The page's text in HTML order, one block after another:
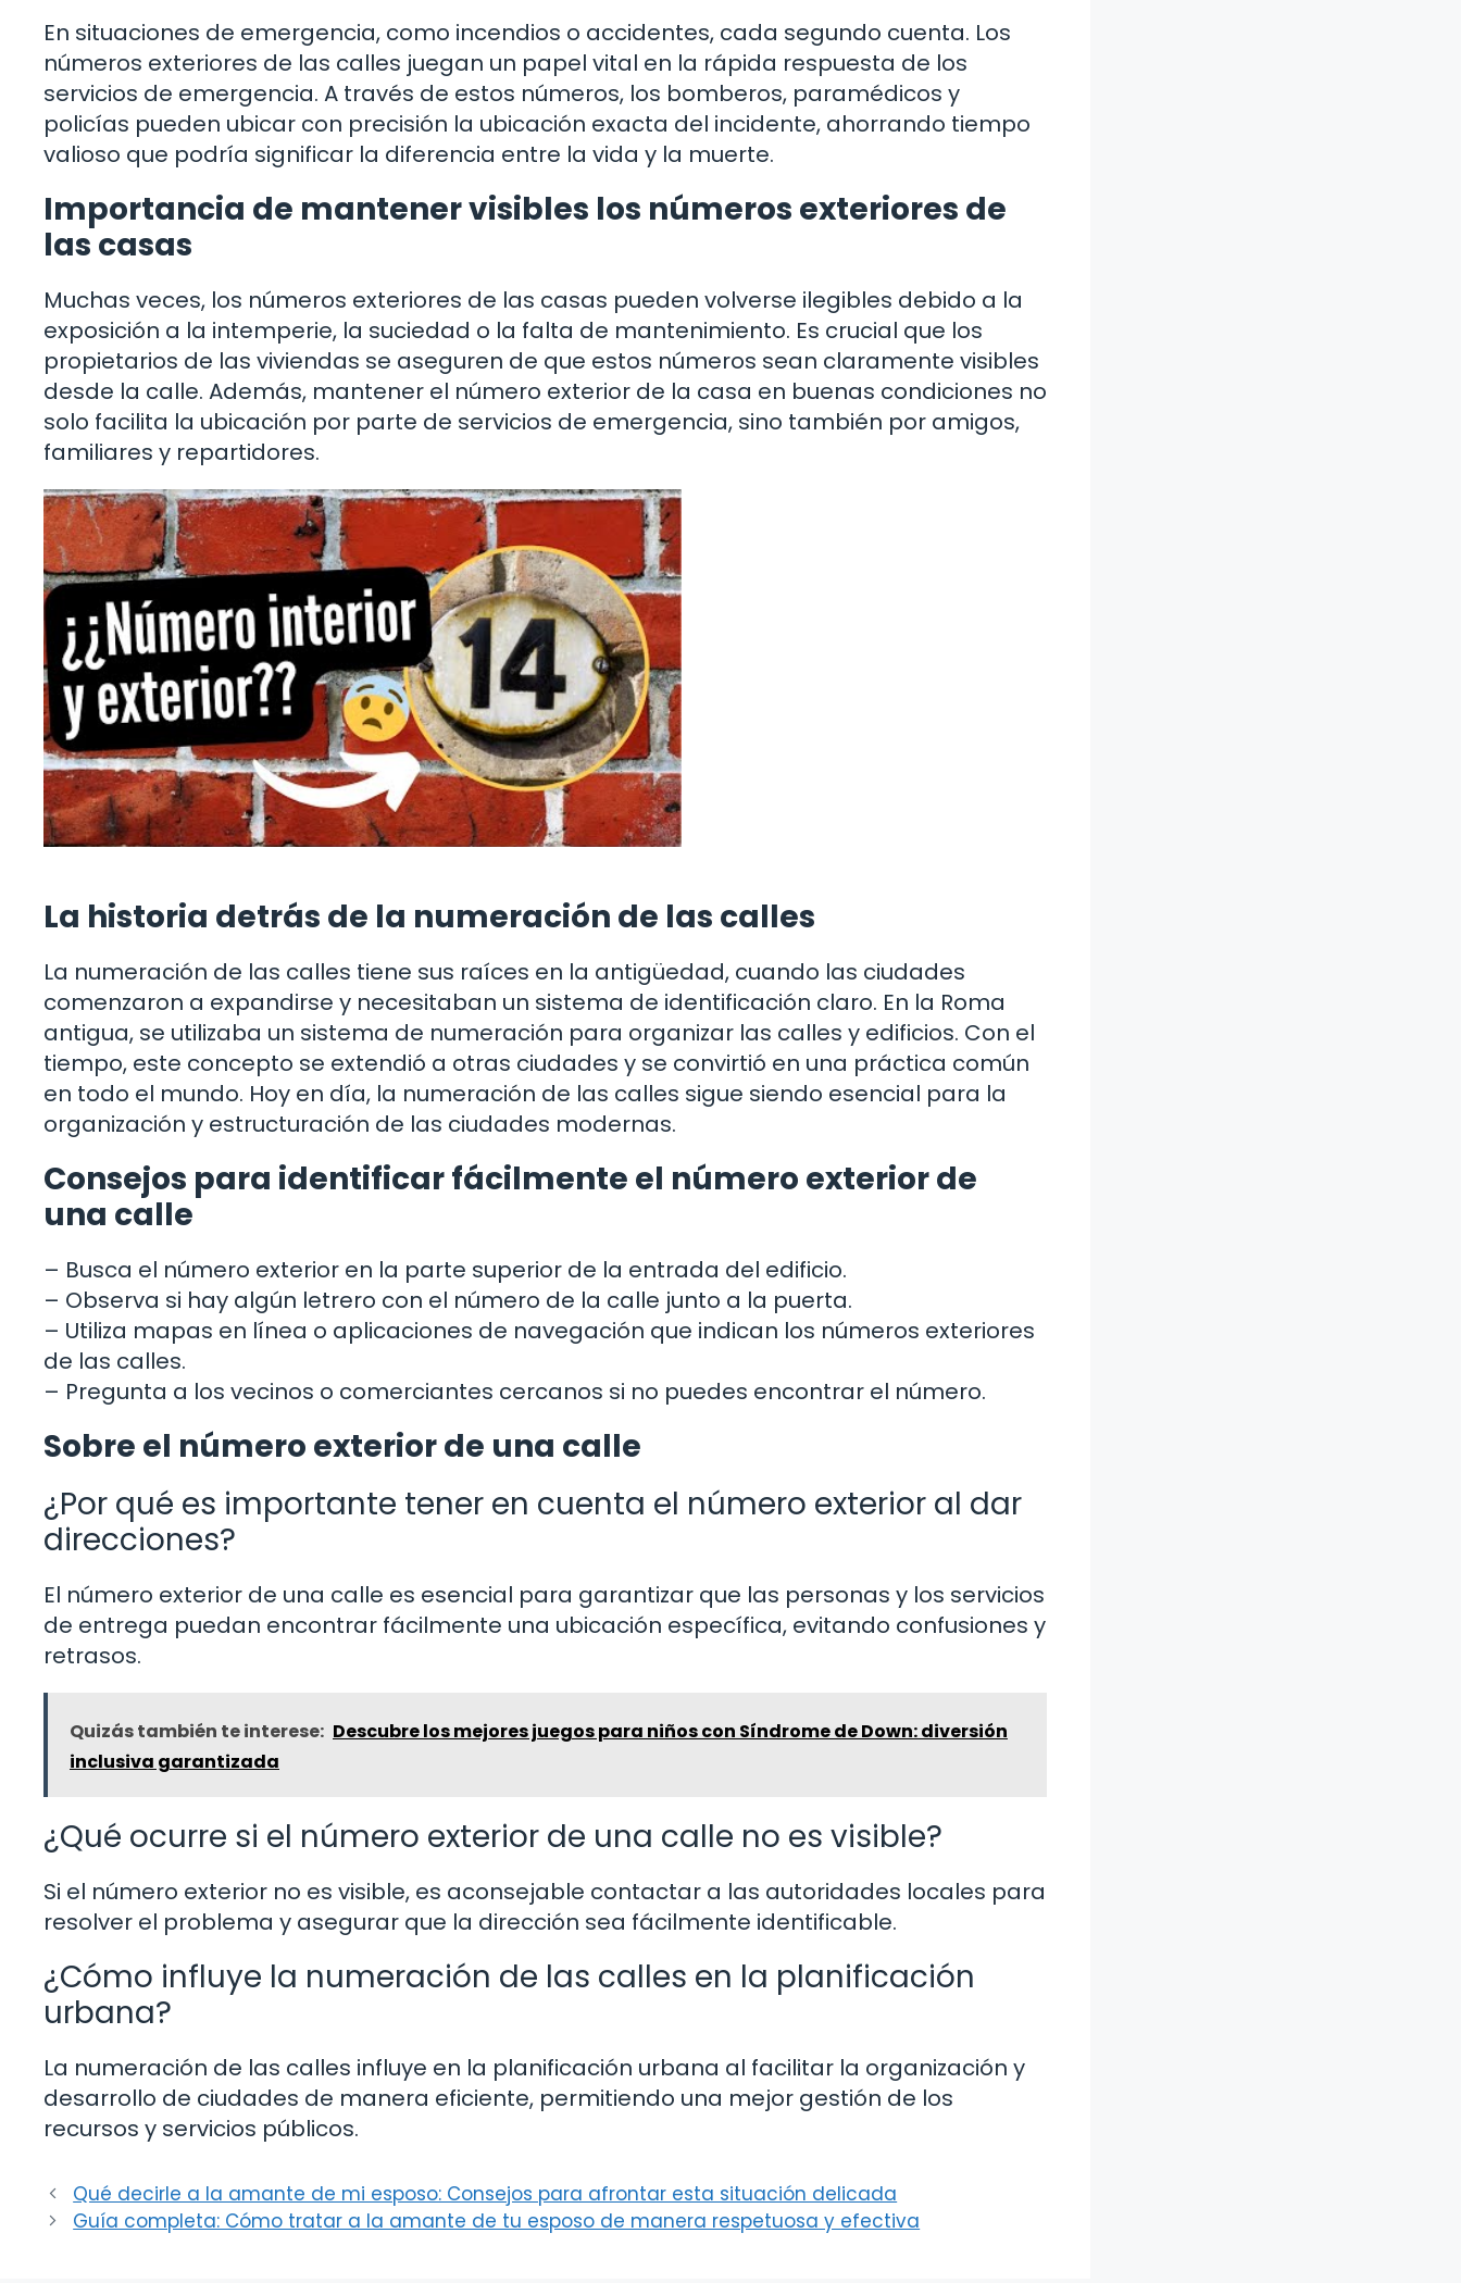
En situaciones de emergencia, como incendios o accidentes, cada segundo cuenta. Los
números exteriores de las calles juegan un papel vital en la rápida respuesta de los
servicios de emergencia. A través de estos números, los bomberos, paramédicos y
policías pueden ubicar con precisión la ubicación exacta del incidente, ahorrando tiempo
valioso que podría significar la diferencia entre la vida y la muerte.
Importancia de mantener visibles los números exteriores de
las casas
Muchas veces, los números exteriores de las casas pueden volverse ilegibles debido a la
exposición a la intemperie, la suciedad o la falta de mantenimiento. Es crucial que los
propietarios de las viviendas se aseguren de que estos números sean claramente visibles
desde la calle. Además, mantener el número exterior de la casa en buenas condiciones no
solo facilita la ubicación por parte de servicios de emergencia, sino también por amigos,
familiares y repartidores.
La historia detrás de la numeración de las calles
La numeración de las calles tiene sus raíces en la antigüedad, cuando las ciudades
comenzaron a expandirse y necesitaban un sistema de identificación claro. En la Roma
antigua, se utilizaba un sistema de numeración para organizar las calles y edificios. Con el
tiempo, este concepto se extendió a otras ciudades y se convirtió en una práctica común
en todo el mundo. Hoy en día, la numeración de las calles sigue siendo esencial para la
organización y estructuración de las ciudades modernas.
Consejos para identificar fácilmente el número exterior de
una calle
– Busca el número exterior en la parte superior de la entrada del edificio.
– Observa si hay algún letrero con el número de la calle junto a la puerta.
– Utiliza mapas en línea o aplicaciones de navegación que indican los números exteriores
de las calles.
– Pregunta a los vecinos o comerciantes cercanos si no puedes encontrar el número.
Sobre el número exterior de una calle
¿Por qué es importante tener en cuenta el número exterior al dar
direcciones?
El número exterior de una calle es esencial para garantizar que las personas y los servicios
de entrega puedan encontrar fácilmente una ubicación específica, evitando confusiones y
retrasos.
Quizás también te interese: Descubre los mejores juegos para niños con Síndrome de Down: diversión
inclusiva garantizada
¿Qué ocurre si el número exterior de una calle no es visible?
Si el número exterior no es visible, es aconsejable contactar a las autoridades locales para
resolver el problema y asegurar que la dirección sea fácilmente identificable.
¿Cómo influye la numeración de las calles en la planificación
urbana?
La numeración de las calles influye en la planificación urbana al facilitar la organización y
desarrollo de ciudades de manera eficiente, permitiendo una mejor gestión de los
recursos y servicios públicos.
Qué decirle a la amante de mi esposo: Consejos para afrontar esta situación delicada
Guía completa: Cómo tratar a la amante de tu esposo de manera respetuosa y efectiva